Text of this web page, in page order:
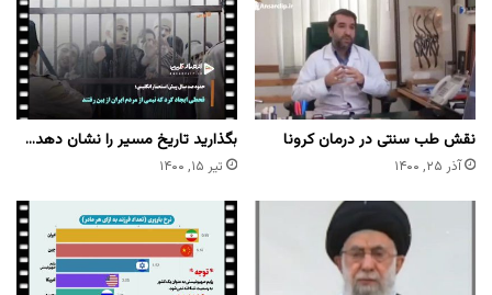
نقش طب سنتی در درمان کرونا
آذر ۲۵, ۱۴۰۰
بگذارید تاریخ مسیر را نشان دهد…
تیر ۱۵, ۱۴۰۰